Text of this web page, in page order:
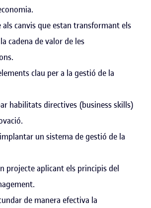
als canvis que estan transformant els
cadena de valor de les
clau per a la gestió de la
habilitats directives (business skills)
un sistema de gestió de la
projecte aplicant els principis del
de manera efectiva la